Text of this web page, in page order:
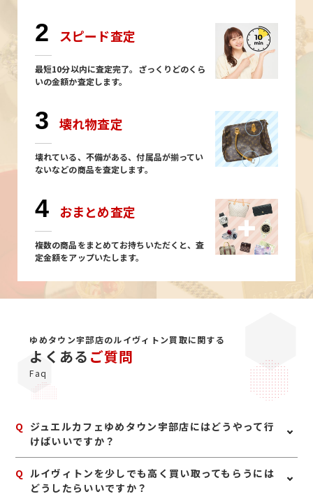
2 スピード査定
最短10分以内に査定完了。ざっくりどのくら
いの金額か査定します。
3 壊れ物査定
壊れている、不備がある、付属品が揃ってい
ないなどの商品を査定します。
4 おまとめ査定
複数の商品をまとめてお持ちいただくと、査
定金額をアップいたします。
ゆめタウン宇部店のルイヴィトン買取に関する
よくある ご質問
Faq
Q ジュエルカフェゆめタウン宇部店にはどうやって行
けばいいですか？
A 公共交通機関をご利用の方はＪＲ山陽本線宇部駅下車、
市営バス黒石線または日赤線にお乗り頂き、ゆめタウン
宇部駅で下車して下さい。店舗はATMのすぐ近くにござ
Q ルイヴィトンを少しでも高く買い取ってもらうには
どうしたらいいですか？